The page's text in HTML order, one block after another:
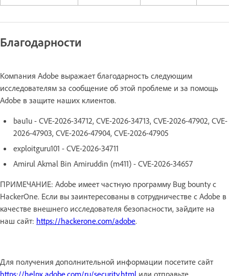
Благодарности
Компания Adobe выражает благодарность следующим
исследователям за сообщение об этой проблеме и за помощь
Adobe в защите наших клиентов.
bau1u - CVE-2026-34712, CVE-2026-34713, CVE-2026-47902, CVE-
2026-47903, CVE-2026-47904, CVE-2026-47905
exploitguru101 - CVE-2026-34711
Amirul Akmal Bin Amiruddin (m411) - CVE-2026-34657
ПРИМЕЧАНИЕ: Adobe имеет частную программу Bug bounty с
HackerOne. Если вы заинтересованы в сотрудничестве с Adobe в
качестве внешнего исследователя безопасности, зайдите на
наш сайт: https://hackerone.com/adobe.
Для получения дополнительной информации посетите сайт
https://helpx.adobe.com/ru/security.html или отправьте